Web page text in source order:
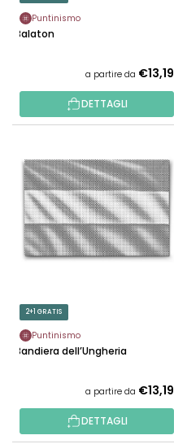
D
O
R
O
T
I
Puntinismo
Balaton
a partire da €13,19
DETTAGLI
2+1 GRATIS
Puntinismo
Bandiera dell’Ungheria
a partire da €13,19
DETTAGLI